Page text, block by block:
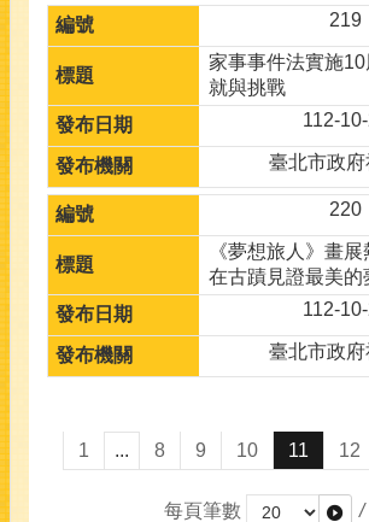
219
家事事件法實施
就與挑戰
112-
臺北市政府
220
《夢想旅人》畫展
在古蹟見證最美的
112-
臺北市政府
1 ... 8 9 10 11 12
每頁筆數 /